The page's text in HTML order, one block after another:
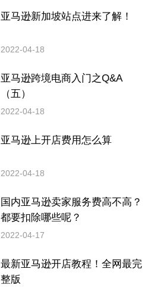
亚马逊新加坡站点进来了解！
2022-04-18
亚马逊跨境电商入门之Q&A
（五）
2022-04-18
亚马逊上开店费用怎么算
2022-04-18
国内亚马逊卖家服务费高不高？
都要扣除哪些呢？
2022-04-17
最新亚马逊开店教程！全网最完
整版